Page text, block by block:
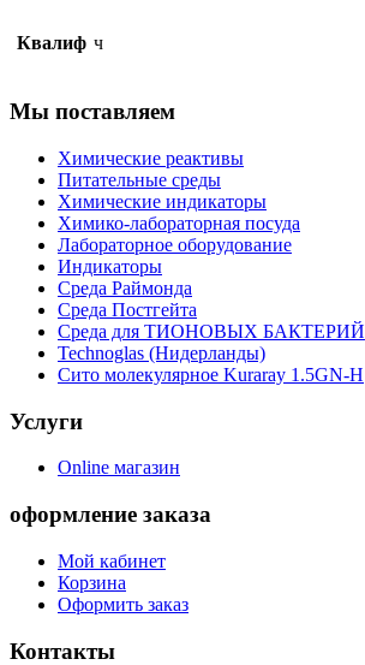
Квалиф ч
Мы поставляем
Химические реактивы
Питательные среды
Химические индикаторы
Химико-лабораторная посуда
Лабораторное оборудование
Индикаторы
Среда Раймонда
Среда Постгейта
Среда для ТИОНОВЫХ БАКТЕРИЙ
Technoglas (Нидерланды)
Сито молекулярное Kuraray 1.5GN-H
Услуги
Online магазин
оформление заказа
Мой кабинет
Корзина
Оформить заказ
Контакты